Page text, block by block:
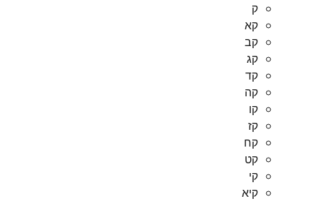
ק
קא
קב
קג
קד
קה
קו
קז
קח
קט
קי
קיא